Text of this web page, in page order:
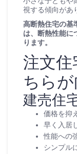
視する傾向があ
高断熱住宅の基
は、断熱性能に
ります。
注文
ちら
建売住
価格を抑
早く入居
性能への
シンプル